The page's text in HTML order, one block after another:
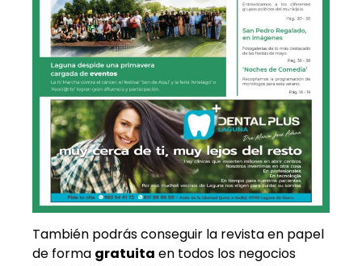
También podrás conseguir la revista en papel
de forma gratuita en todos los negocios